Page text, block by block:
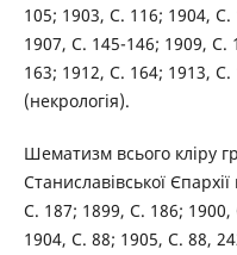
105; 1903, С. 116; 1904,
1907, С. 145-146; 1909, С.
163; 1912, С. 164; 1913,
(некрологія).
Шематизм всього кліру
Станиславівської
С. 187; 1899, С. 186;
1904, С. 88; 1905, С. 88,